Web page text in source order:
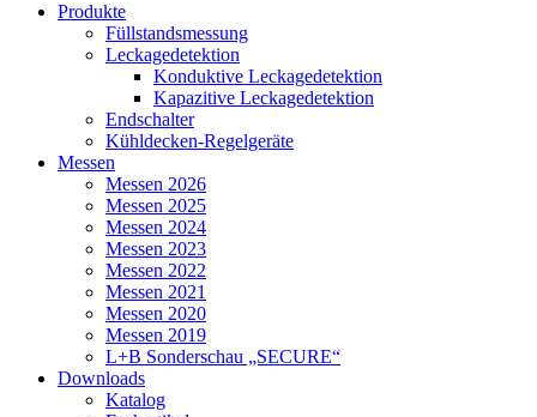
Produkte
Füllstandsmessung
Leckagedetektion
Konduktive Leckagedetektion
Kapazitive Leckagedetektion
Endschalter
Kühldecken-Regelgeräte
Messen
Messen 2026
Messen 2025
Messen 2024
Messen 2023
Messen 2022
Messen 2021
Messen 2020
Messen 2019
L+B Sonderschau „SECURE“
Downloads
Katalog